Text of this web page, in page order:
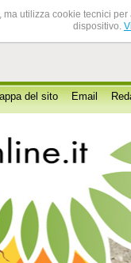
utilizza cookie tecnici
dispositivo.
del sito Email